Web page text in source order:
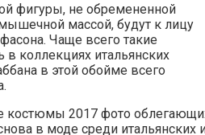
фигуры, не обремененной
массой, будут к лицу
Чаще всего такие
коллекциях итальянских
в этой обойме всего
в моде среди итальянских